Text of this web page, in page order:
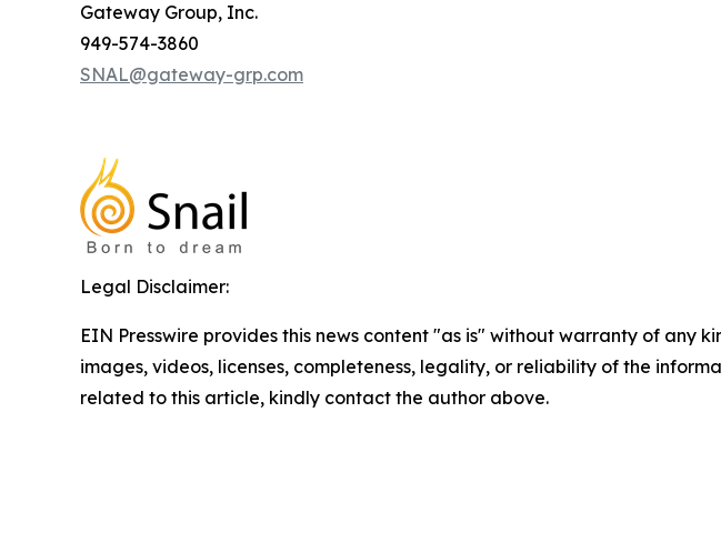
Gateway Group, Inc.
949-574-3860
SNAL@gateway-grp.com
Legal Disclaimer:
EIN Presswire provides this news content "as is" without warranty of any
images, videos, licenses, completeness, legality, or reliability of the
related to this article, kindly contact the author above.